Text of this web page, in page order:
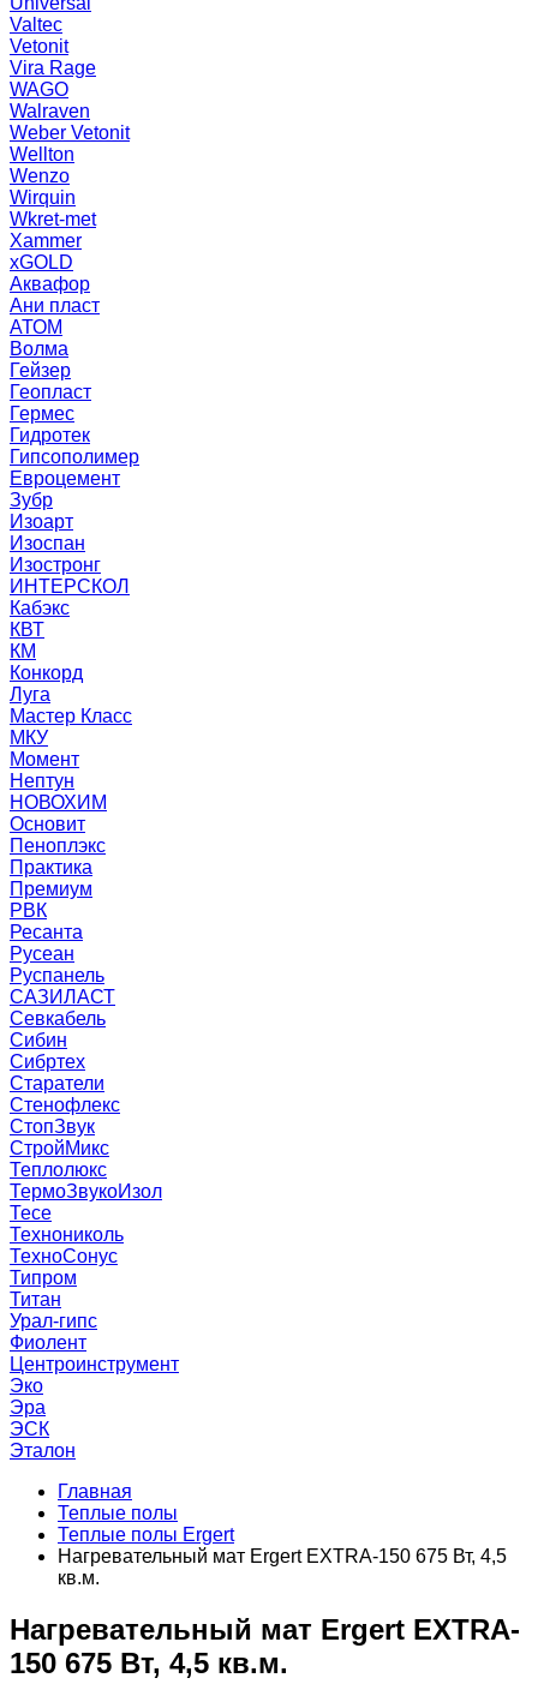
Valtec
Vetonit
Vira Rage
WAGO
Walraven
Weber Vetonit
Wellton
Wenzo
Wirquin
Wkret-met
Xammer
xGOLD
Аквафор
Ани пласт
АТОМ
Волма
Гейзер
Геопласт
Гермес
Гидротек
Гипсополимер
Евроцемент
Зубр
Изоарт
Изоспан
Изостронг
ИНТЕРСКОЛ
Кабэкс
КВТ
КМ
Конкорд
Луга
Мастер Класс
МКУ
Момент
Нептун
НОВОХИМ
Основит
Пеноплэкс
Практика
Премиум
РВК
Ресанта
Русеан
Руспанель
САЗИЛАСТ
Севкабель
Сибин
Сибртех
Старатели
Стенофлекс
СтопЗвук
СтройМикс
Теплолюкс
ТермоЗвукоИзол
Тесе
Технониколь
ТехноСонус
Типром
Титан
Урал-гипс
Фиолент
Центроинструмент
Эко
Эра
ЭСК
Эталон
Главная
Теплые полы
Теплые полы Ergert
Нагревательный мат Ergert EXTRA-150 675 Вт, 4,5
кв.м.
Нагревательный мат Ergert EXTRA-
150 675 Вт, 4,5 кв.м.